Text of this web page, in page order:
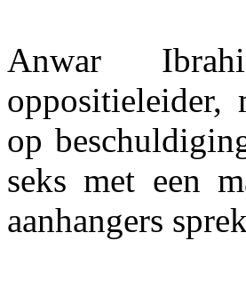
Anwar
oppositieleider,
op
seks met een
aanhangers